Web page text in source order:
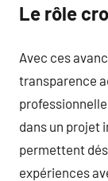
Le rôle
Avec ces
transparence
dans un projet
permettent
expériences